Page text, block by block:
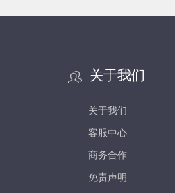
关于我们
关于我们
客服中心
商务合作
免责声明